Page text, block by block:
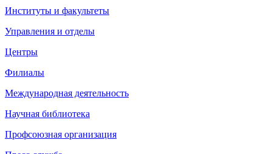
Институты и факультеты
Управления и отделы
Центры
Филиалы
Международная деятельность
Научная библиотека
Профсоюзная организация